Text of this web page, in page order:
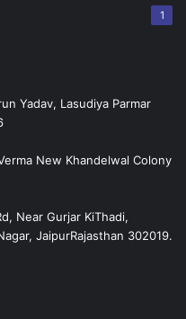
1
Yadav, Lasudiya Parmar
New Khandelwal Colony
Near Gurjar KiThadi,
JaipurRajasthan 302019.